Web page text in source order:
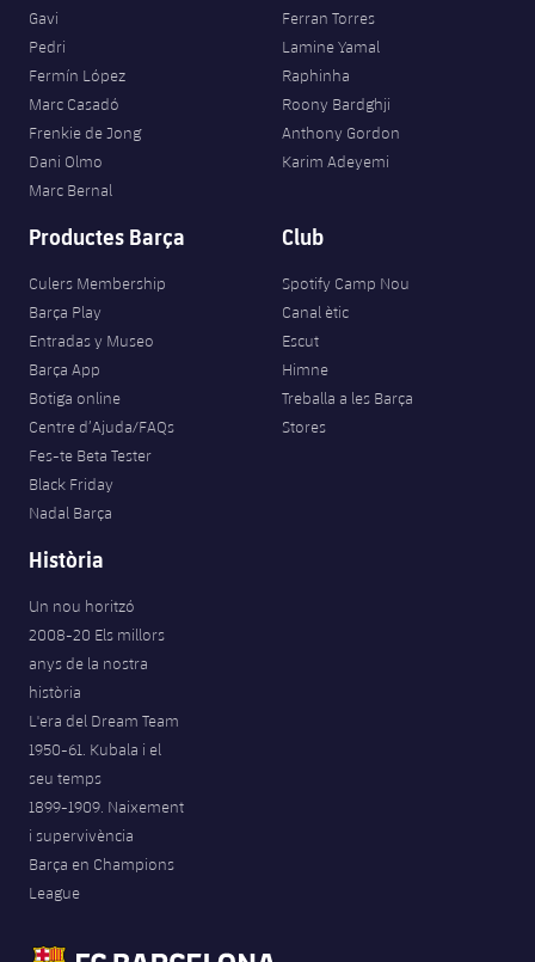
Gavi
Pedri
Fermín López
Marc Casadó
Frenkie de Jong
Dani Olmo
Marc Bernal
Ferran Torres
Lamine Yamal
Raphinha
Roony Bardghji
Anthony Gordon
Karim Adeyemi
Productes Barça
Culers Membership
Barça Play
Entradas y Museo
Barça App
Botiga online
Centre d’Ajuda/FAQs
Fes-te Beta Tester
Black Friday
Nadal Barça
Club
Spotify Camp Nou
Canal ètic
Escut
Himne
Treballa a les Barça
Stores
Història
Un nou horitzó
2008-20 Els millors
anys de la nostra
història
L'era del Dream Team
1950-61. Kubala i el
seu temps
1899-1909. Naixement
i supervivència
Barça en Champions
League